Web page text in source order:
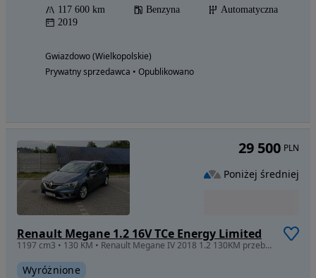
117 600 km Benzyna
Automatyczna
2019
Gwiazdowo (Wielkopolskie)
Prywatny sprzedawca • Opublikowano
Renault Megane 1.2 16V TCe Energy Limited
1197 cm3 • 130 KM • Renault Megane IV 2018 1.2 130KM przebieg 117 000 km
Wyróżnione
29 500 PLN
Poniżej średniej